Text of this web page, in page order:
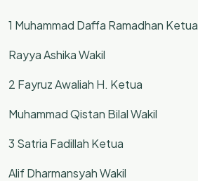
1 Muhammad Daffa Ramadhan Ketua
Rayya Ashika Wakil
2 Fayruz Awaliah H. Ketua
Muhammad Qistan Bilal Wakil
3 Satria Fadillah Ketua
Alif Dharmansyah Wakil